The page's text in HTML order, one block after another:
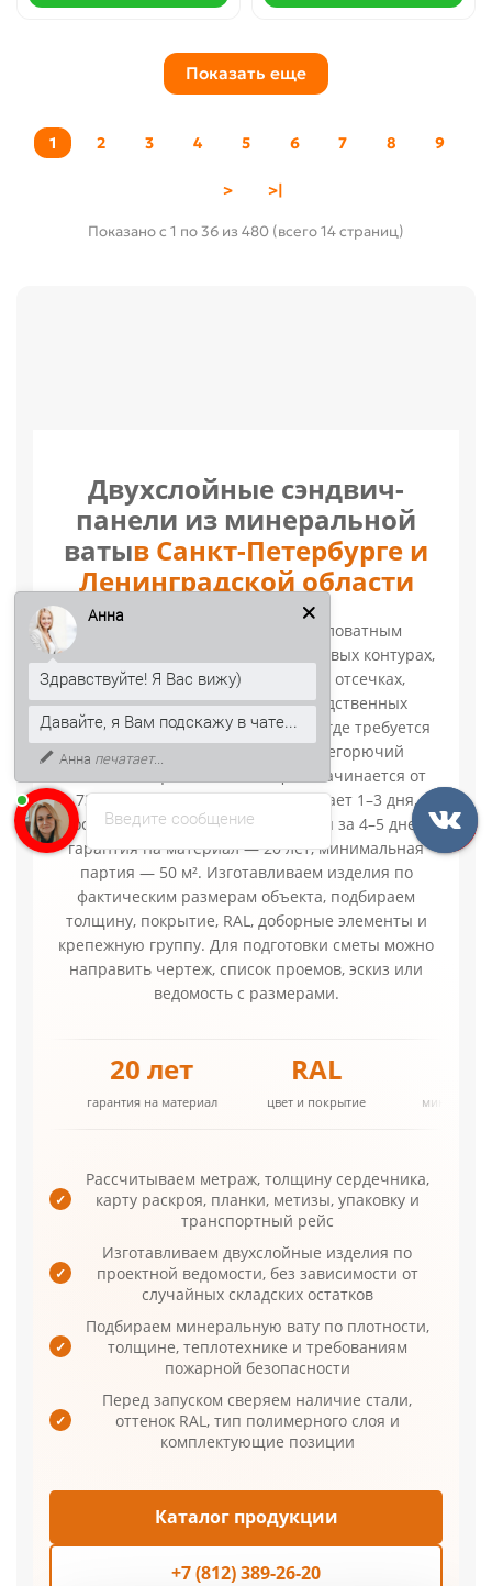
Показать еще
1 2 3 4 5 6 7 8 9
> >|
Показано с 1 по 36 из 480 (всего 14 страниц)
Двухслойные сэндвич-
панели из минеральной
ватыв Санкт-Петербурге и
Ленинградской области
Двухслойные панели с минераловатным
заполнением применяются в стеновых контурах,
фасадных участках, внутренних отсечках,
хозяйственных блоках, производственных
помещениях и складских зданиях, где требуется
стальная наружная защита и негорючий
теплоизоляционный слой. Цена начинается от
730.72р./м2, изготовление занимает 1–3 дня,
поставка по СПб и ЛО выполняется за 4–5 дней,
гарантия на материал — 20 лет, минимальная
партия — 50 м². Изготавливаем изделия по
фактическим размерам объекта, подбираем
толщину, покрытие, RAL, доборные элементы и
крепежную группу. Для подготовки сметы можно
направить чертеж, список проемов, эскиз или
ведомость с размерами.
от 730.72р.
цена за м2
1–3 дня
срок производства доставка по спб
✓
Рассчитываем метраж, толщину сердечника,
карту раскроя, планки, метизы, упаковку и
транспортный рейс
✓
Изготавливаем двухслойные изделия по
проектной ведомости, без зависимости от
случайных складских остатков
✓
Подбираем минеральную вату по плотности,
толщине, теплотехнике и требованиям
пожарной безопасности
✓
Перед запуском сверяем наличие стали,
оттенок RAL, тип полимерного слоя и
комплектующие позиции
Каталог продукции
+7 (812) 389-26-20
Введите сообщение
Анна
Здравствуйте! Я Вас вижу)
Давайте, я Вам подскажу в чате...
К тому же, могу рассказать, как
получить скидку 5% на первый
заказ.